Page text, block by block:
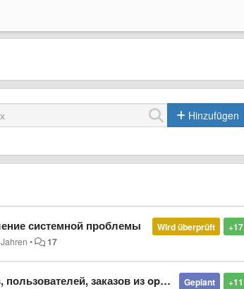
Hinzufügen
+17
Wird überprüft
системной проблемы
• 17
+11
Geplant
заказов из opencart.